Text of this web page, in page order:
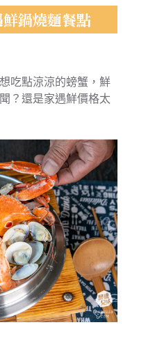
鍋燒麵餐點
吃點涼涼的螃蟹，鮮
？還是家遇鮮價格太